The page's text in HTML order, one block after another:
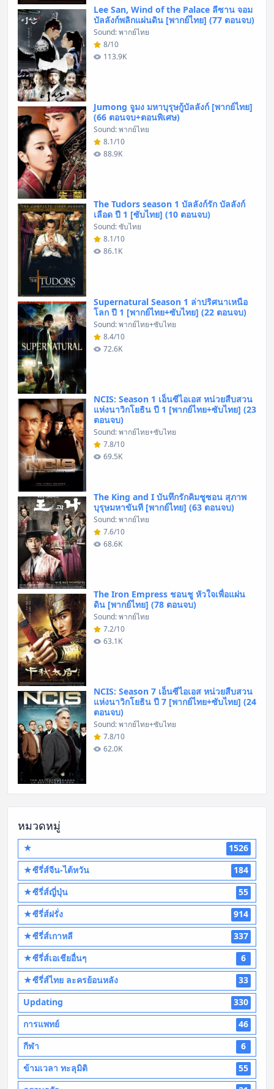
Lee San, Wind of the Palace ลีซาน จอม
บัลลังก์พลิกแผ่นดิน [พากย์ไทย] (77 ตอนจบ)
Sound: พากย์ไทย
8/10
113.9K
Jumong จูมง มหาบุรุษกู้บัลลังก์ [พากย์ไทย]
(66 ตอนจบ+ตอนพิเศษ)
Sound: พากย์ไทย
8.1/10
88.9K
The Tudors season 1 บัลลังก์รัก บัลลังก์
เลือด ปี 1 [ซับไทย] (10 ตอนจบ)
Sound: ซับไทย
8.1/10
86.1K
Supernatural Season 1 ล่าปริศนาเหนือ
โลก ปี 1 [พากย์ไทย+ซับไทย] (22 ตอนจบ)
Sound: พากย์ไทย+ซับไทย
8.4/10
72.6K
NCIS: Season 1 เอ็นซีไอเอส หน่วยสืบสวน
แห่งนาวิกโยธิน ปี 1 [พากย์ไทย+ซับไทย] (23
ตอนจบ)
Sound: พากย์ไทย+ซับไทย
7.8/10
69.5K
The King and I บันทึกรักคิมชูซอน สุภาพ
บุรุษมหาขันที [พากย์ไทย] (63 ตอนจบ)
Sound: พากย์ไทย
7.6/10
68.6K
The Iron Empress ชอนชู หัวใจเพื่อแผ่น
ดิน [พากย์ไทย] (78 ตอนจบ)
Sound: พากย์ไทย
7.2/10
63.1K
NCIS: Season 7 เอ็นซีไอเอส หน่วยสืบสวน
แห่งนาวิกโยธิน ปี 7 [พากย์ไทย+ซับไทย] (24
ตอนจบ)
Sound: พากย์ไทย+ซับไทย
7.8/10
62.0K
หมวดหมู่
★
1526
★ซีรี่ส์จีน-ไต้หวัน
184
★ซีรี่ส์ญี่ปุ่น
55
★ซีรี่ส์ฝรั่ง
914
★ซีรี่ส์เกาหลี
337
★ซีรี่ส์เอเชียอื่นๆ
6
★ซีรี่ส์ไทย ละครย้อนหลัง
33
Updating
330
การแพทย์
46
กีฬา
6
ข้ามเวลา ทะลุมิติ
55